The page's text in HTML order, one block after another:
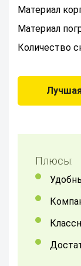
Материал
Материал
Количество
Плюсы: